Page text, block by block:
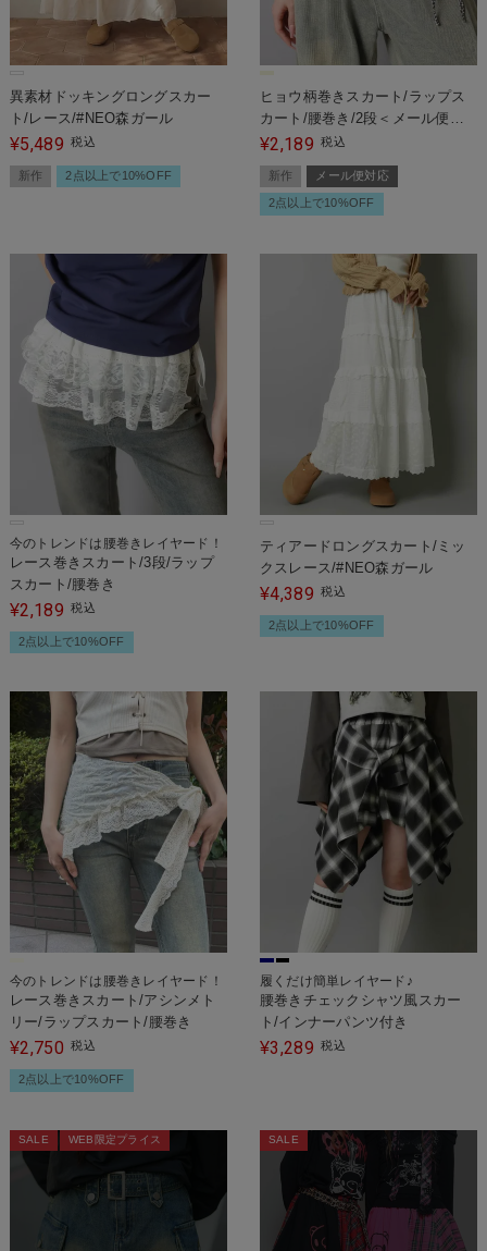
異素材ドッキングロングスカー
ト/レース/#NEO森ガール
¥5,489 税込
新作 2点以上で10%OFF
ヒョウ柄巻きスカート/ラップス
カート/腰巻き/2段＜メール便対
応＞
¥2,189 税込
新作 メール便対応
2点以上で10%OFF
今のトレンドは腰巻きレイヤード！
レース巻きスカート/3段/ラップ
スカート/腰巻き
¥2,189 税込
2点以上で10%OFF
ティアードロングスカート/ミッ
クスレース/#NEO森ガール
¥4,389 税込
2点以上で10%OFF
今のトレンドは腰巻きレイヤード！
レース巻きスカート/アシンメト
リー/ラップスカート/腰巻き
¥2,750 税込
2点以上で10%OFF
履くだけ簡単レイヤード♪
腰巻きチェックシャツ風スカー
ト/インナーパンツ付き
¥3,289 税込
SALE WEB限定プライス SALE